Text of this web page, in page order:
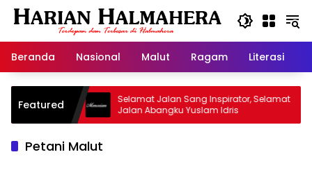
Langsung
Beranda
Nasional Malut Ragam Literasi
Featured
Warisan
Selamat Jalan Sang Inspirator, Selamat
Jalan Abangku Yuslam Idris
Petani Malut